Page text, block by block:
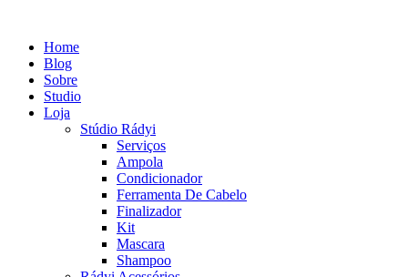
Home
Blog
Sobre
Studio
Loja
Stúdio Rádyi
Serviços
Ampola
Condicionador
Ferramenta De Cabelo
Finalizador
Kit
Mascara
Shampoo